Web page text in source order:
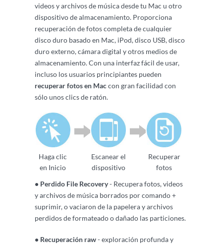
videos y archivos de música desde tu Mac u otro
dispositivo de almacenamiento. Proporciona
recuperación de fotos completa de cualquier
disco duro basado en Mac, iPod, disco USB, disco
duro externo, cámara digital y otros medios de
almacenamiento. Con una interfaz fácil de usar,
incluso los usuarios principiantes pueden
recuperar fotos en Maccon gran facilidad con
sólo unos clics de ratón.
Haga clic
en Inicio
Escanear el
dispositivo
Recuperar
fotos
• Perdido File Recovery- Recupera fotos, videos
y archivos de música borrados por comando +
suprimir, o vaciaron de la papelera y archivos
perdidos de formateado o dañado las particiones.
• Recuperación raw- exploración profunda y